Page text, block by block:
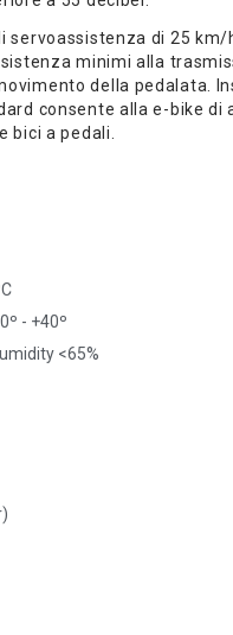
servoassistenza di 25
minimi alla
della pedalata.
consente alla e-bike
bici a pedali.
- +40º
<65%